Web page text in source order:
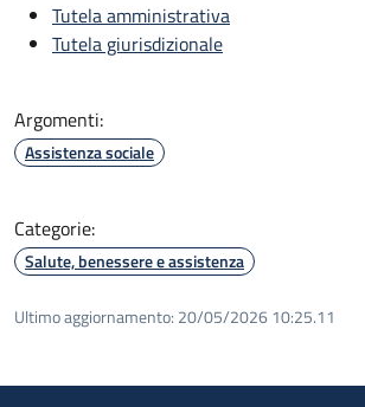
Tutela amministrativa
Tutela giurisdizionale
Argomenti:
Assistenza sociale
Categorie:
Salute, benessere e assistenza
Ultimo aggiornamento: 20/05/2026 10:25.11